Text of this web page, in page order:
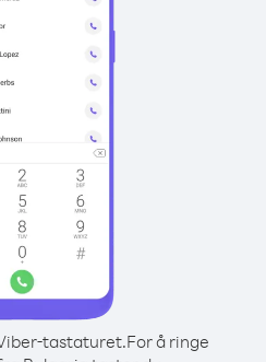
tastaturet.For å ringe